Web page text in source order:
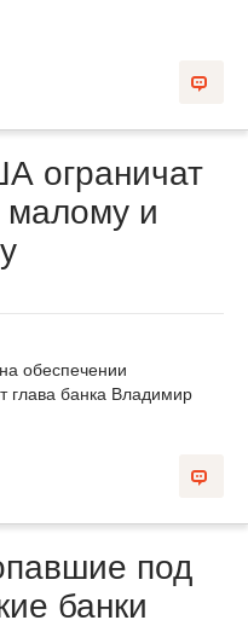
ограничат
малому и
обеспечении
глава банка Владимир
под
банки